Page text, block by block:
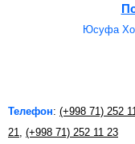
Юсуфа
Телефон: (+998 71) 252
21
(+998 71) 252 11 23